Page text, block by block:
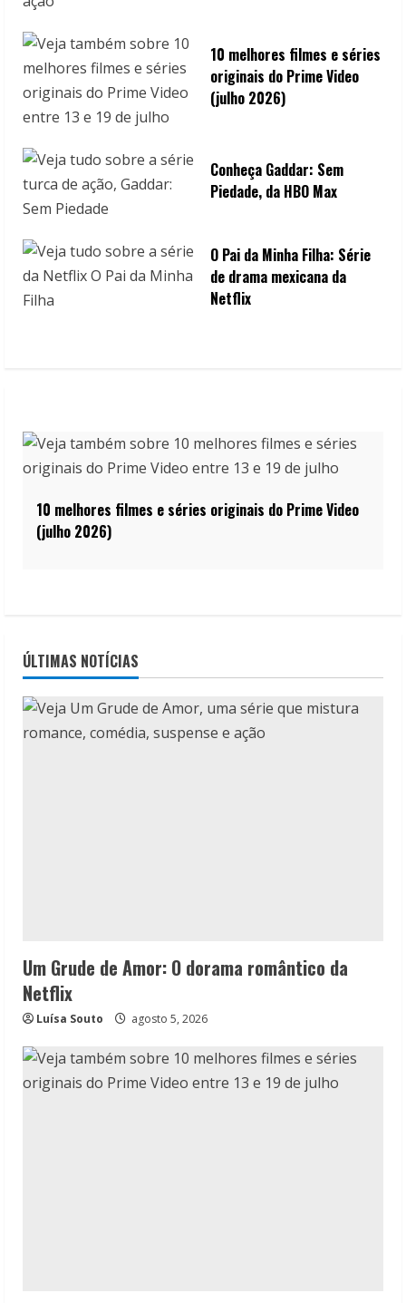
10 melhores filmes e séries
originais do Prime Video
(julho 2026)
Conheça Gaddar: Sem
Piedade, da HBO Max
O Pai da Minha Filha: Série
de drama mexicana da
Netflix
10 melhores filmes e séries originais do Prime Video
(julho 2026)
ÚLTIMAS NOTÍCIAS
Um Grude de Amor: O dorama romântico da
Netflix
Luísa Souto agosto 5, 2026